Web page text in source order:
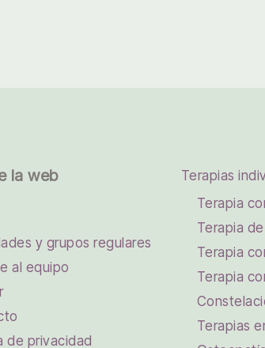
la web
y grupos regulares
al equipo
de privacidad
Terapias
Terapia
Terapia
Terapia
Terapia
Terapias